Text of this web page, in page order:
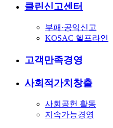
클린신고센터
부패·공익신고
KOSAC 헬프라인
고객만족경영
사회적가치창출
사회공헌 활동
지속가능경영